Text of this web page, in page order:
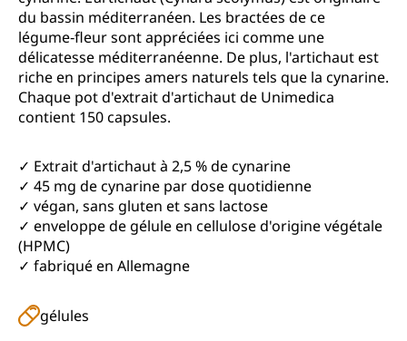
du bassin méditerranéen. Les bractées de ce
légume‑fleur sont appréciées ici comme une
délicatesse méditerranéenne. De plus, l'artichaut est
riche en principes amers naturels tels que la cynarine.
Chaque pot d'extrait d'artichaut de Unimedica
contient 150 capsules.
✓ Extrait d'artichaut à 2,5 % de cynarine
✓ 45 mg de cynarine par dose quotidienne
✓ végan, sans gluten et sans lactose
✓ enveloppe de gélule en cellulose d'origine végétale
(HPMC)
✓ fabriqué en Allemagne
gélules